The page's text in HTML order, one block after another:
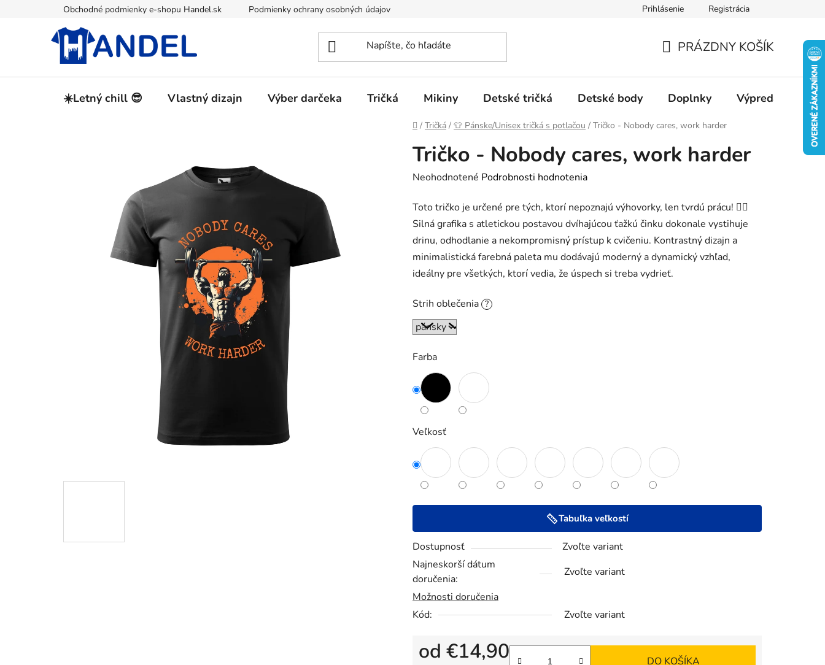
Obchodné podmienky e-shopu Handel.sk Podmienky ochrany osobných údajov Veľkostné tabuľky Ako sa starať o textil
Prihlásenie Registrácia
KOŠÍK
PRÁZDNY KOŠÍK
☀️Letný chill 😎 Vlastný dizajn Výber darčeka Tričká Mikiny Detské tričká Detské body Doplnky Výpredaj
Domov
/ Tričká / 👕 Pánske/Unisex tričká s potlačou / Tričko - Nobody cares, work harder
Tričko - Nobody cares, work harder
Priemerné
produktu
je
0,0
z
5
Neohodnotené Podrobnosti hodnotenia
Toto tričko je určené pre tých, ktorí nepoznajú výhovorky, len tvrdú prácu! 🏋️‍♂️
Silná grafika s atletickou postavou dvíhajúcou ťažkú činku dokonale vystihuje
drinu, odhodlanie a nekompromisný prístup k cvičeniu. Kontrastný dizajn a
minimalistická farebná paleta mu dodávajú moderný a dynamický vzhľad,
ideálny pre všetkých, ktorí vedia, že úspech si treba vydrieť.
Strih oblečenia ?
Farba
Veľkosť
Tabuľka veľkostí
Dostupnosť
Zvoľte variant
Najneskorší dátum
doručenia:
Zvoľte variant
Možnosti doručenia
Kód:
Zvoľte variant
od €14,90 DO KOŠÍKA